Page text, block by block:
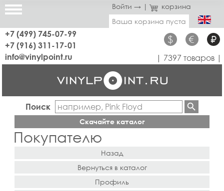
Войти → |
корзина
Ваша корзина пуста
+7 (499) 745-07-99
+7 (916) 311-17-01
$ € ₽
info@vinylpoint.ru | 7397 товаров |
Поиск
Скачайте каталог
Покупателю
Назад
Вернуться в каталог
Профиль